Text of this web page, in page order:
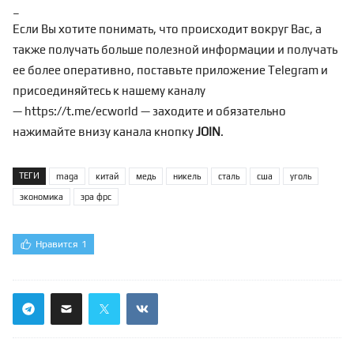
Если Вы хотите понимать, что происходит вокруг Вас, а
также получать больше полезной информации и получать
ее более оперативно, поставьте приложение Telegram и
присоединяйтесь к нашему каналу
— https://t.me/ecworld — заходите и обязательно
нажимайте внизу канала кнопкуJOIN.
ТЕГИ maga китай медь никель сталь сша уголь
экономика эра фрс
Нравится 1